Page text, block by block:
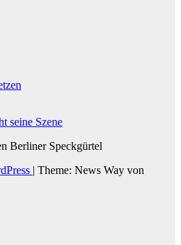
seine Szene
Berliner Speckgürtel
| Theme: News Way von